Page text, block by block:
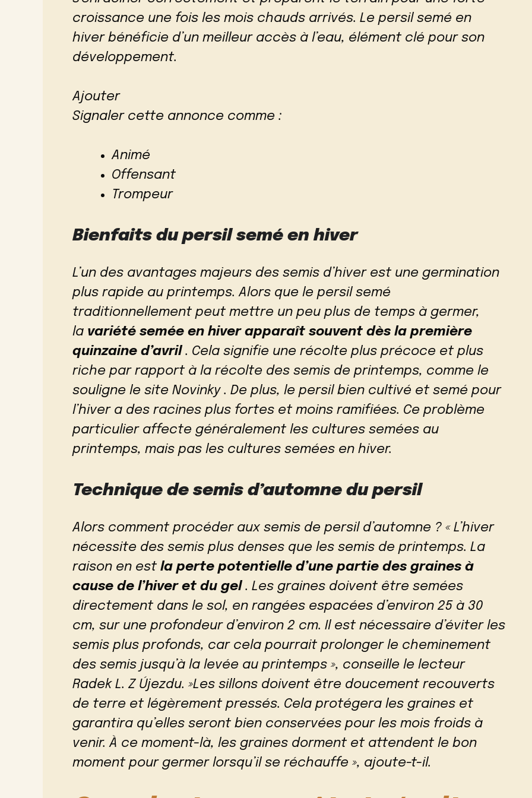
croissance une fois les mois chauds arrivés. Le persil semé en
hiver bénéficie d’un meilleur accès à l’eau, élément clé pour son
développement.
Ajouter
Signaler cette annonce comme :
Animé
Offensant
Trompeur
Bienfaits du persil semé en hiver
L’un des avantages majeurs des semis d’hiver est une germination
plus rapide au printemps. Alors que le persil semé
traditionnellement peut mettre un peu plus de temps à germer,
la variété semée en hiver apparaît souvent dès la première
quinzaine d’avril. Cela signifie une récolte plus précoce et plus
riche par rapport à la récolte des semis de printemps, comme le
souligne le site Novinky . De plus, le persil bien cultivé et semé pour
l’hiver a des racines plus fortes et moins ramifiées. Ce problème
particulier affecte généralement les cultures semées au
printemps, mais pas les cultures semées en hiver.
Technique de semis d’automne du persil
Alors comment procéder aux semis de persil d’automne ? « L’hiver
nécessite des semis plus denses que les semis de printemps. La
raison en est la perte potentielle d’une partie des graines à
cause de l’hiver et du gel. Les graines doivent être semées
directement dans le sol, en rangées espacées d’environ 25 à 30
cm, sur une profondeur d’environ 2 cm. Il est nécessaire d’éviter les
semis plus profonds, car cela pourrait prolonger le cheminement
des semis jusqu’à la levée au printemps », conseille le lecteur
Radek L. Z Újezdu. »Les sillons doivent être doucement recouverts
de terre et légèrement pressés. Cela protégera les graines et
garantira qu’elles seront bien conservées pour les mois froids à
venir. À ce moment-là, les graines dorment et attendent le bon
moment pour germer lorsqu’il se réchauffe », ajoute-t-il.